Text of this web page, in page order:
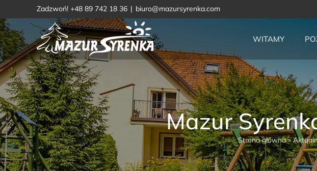
do
zawartości
Zadzwoń! +48 89 742 18 36 | biuro@mazursyrenka.com
WITAMY
Mazur
Strona główna»